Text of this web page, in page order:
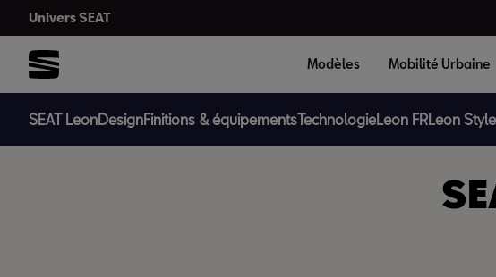
Univers SEAT
Modèles Mobilité Urbaine
SEAT LeonDesignFinitions & équipementsTechnologieLeon FRLeon Style